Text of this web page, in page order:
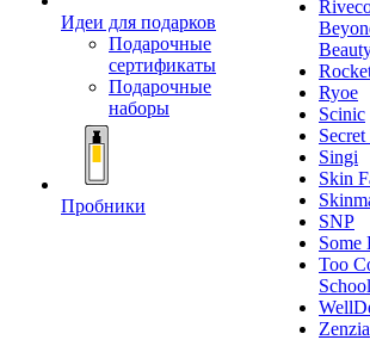
Идеи для подарков
Подарочные
сертификаты
Подарочные
наборы
Пробники
Ryoe
Scinic
Singi
Skin
SNP
Some
Too
School
Zenzia